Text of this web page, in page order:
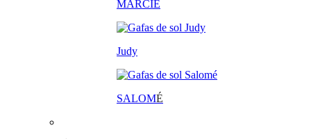
MARCIE
Judy
SALOMÉ